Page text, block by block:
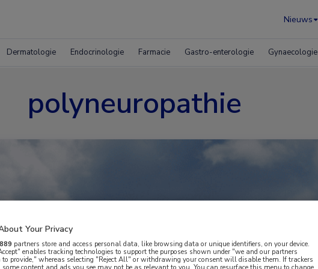
Nieuws
Dermatologie Endocrinologie Farmacie Gastro-enterologie Gynaecologie
polyneuropathie
Your Privacy
889 partners store and access personal data, like browsing data or unique identifiers, on your device.
enables tracking technologies to support the purposes shown under "we and our partners
to provide," whereas selecting "Reject All" or withdrawing your consent will disable them. If trackers